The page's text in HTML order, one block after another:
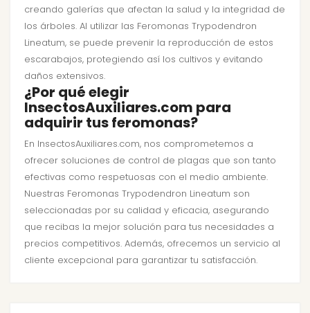
creando galerías que afectan la salud y la integridad de
los árboles. Al utilizar las Feromonas Trypodendron
Lineatum, se puede prevenir la reproducción de estos
escarabajos, protegiendo así los cultivos y evitando
daños extensivos.
¿Por qué elegir
InsectosAuxiliares.com para
adquirir tus feromonas?
En InsectosAuxiliares.com, nos comprometemos a
ofrecer soluciones de control de plagas que son tanto
efectivas como respetuosas con el medio ambiente.
Nuestras Feromonas Trypodendron Lineatum son
seleccionadas por su calidad y eficacia, asegurando
que recibas la mejor solución para tus necesidades a
precios competitivos. Además, ofrecemos un servicio al
cliente excepcional para garantizar tu satisfacción.